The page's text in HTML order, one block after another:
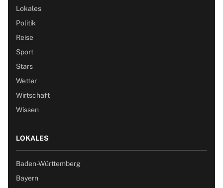
Lokales
Politik
Reise
Sport
Stars
Wetter
Wirtschaft
Wissen
LOKALES
Baden-Württemberg
Bayern